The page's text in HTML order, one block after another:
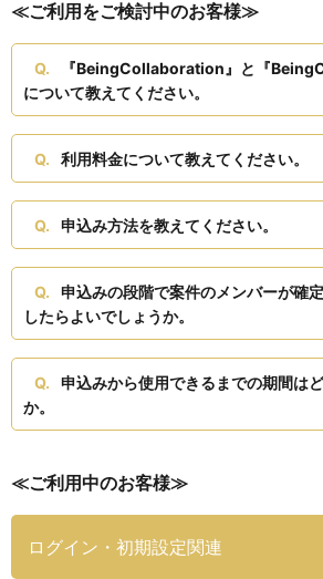
≪ご利用をご検討中のお客様≫
『BeingCollaboration』と『
について教えてください。
利用料金について教えてください。
申込み方法を教えてください。
申込みの段階で案件のメンバーが確
したらよいでしょうか。
申込みから使用できるまでの期間は
か。
≪ご利用中のお客様≫
ログイン・初期設定関連